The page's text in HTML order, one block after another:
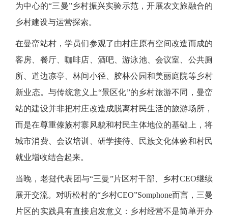
为中心的“三曼”乡村振兴实验示范，开展农文旅融合的
乡村建设与运营探索。
在曼峦站村，学员们参观了由村庄原有空间改造而成的
客房、餐厅、咖啡店、酒吧、游泳池、会议室、公共厕
所、道边凉亭、林间小径、胶林公园和美丽庭院等乡村
新业态。与传统意义上“景区化”的乡村旅游不同，曼峦
站的建设并非把村庄改造成脱离村民生活的旅游场所，
而是在尊重傣族村寨风貌和村民主体地位的基础上，将
城市消费、会议培训、研学接待、民族文化体验和村民
就业增收结合起来。
当晚，老挝代表团与“三曼”片区村干部、乡村CEO继续
展开交流。对听松村的“乡村CEO”Somphone而言，三曼
片区的实践具有直接启发意义：乡村经营不是简单开办